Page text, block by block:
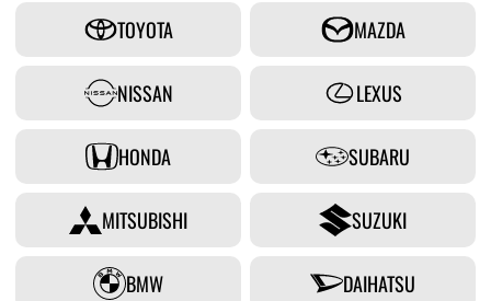
TOYOTA MAZDA
NISSAN LEXUS
HONDA SUBARU
MITSUBISHI SUZUKI
BMW DAIHATSU